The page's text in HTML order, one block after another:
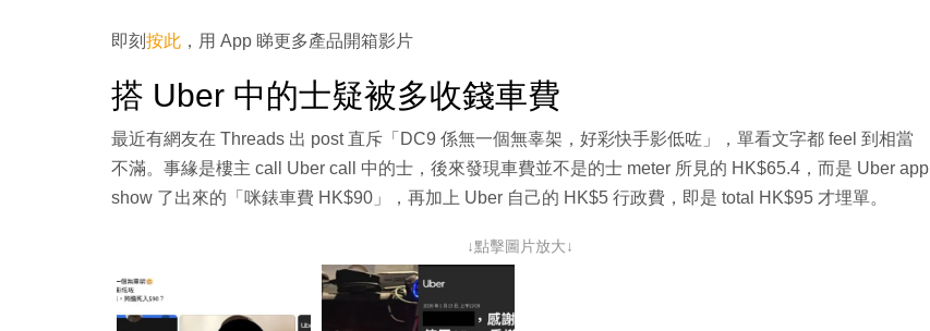
即刻 按此 ，用 App 睇更多產品開箱影片
搭 Uber 中的士疑被多收錢車費
最近有網友在 Threads 出 post 直斥「DC9 係無一個無辜架，好彩快手影低咗」，單看文字都 feel 到相當
不滿。事緣是樓主 call Uber call 中的士，後來發現車費並不是的士 meter 所見的 HK$65.4，而是 Uber app
show 了出來的「咪錶車費 HK$90」，再加上 Uber 自己的 HK$5 行政費，即是 total HK$95 才埋單。
↓點擊圖片放大↓